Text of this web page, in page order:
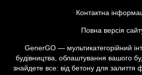
Контактна
Повна версія
GenerGO — мультикатегорійний
будівництва, облаштування вашого
знайдете все: від бетону для залиття